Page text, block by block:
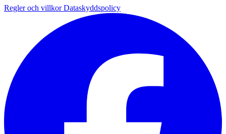
Regler och villkorDataskyddspolicy